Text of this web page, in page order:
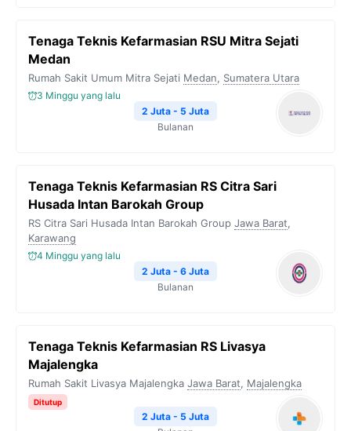
Tenaga Teknis Kefarmasian RSU Mitra Sejati
Medan
Rumah Sakit Umum Mitra Sejati Medan, Sumatera Utara
3 Minggu yang lalu
2 Juta - 5 Juta
Bulanan
Tenaga Teknis Kefarmasian RS Citra Sari
Husada Intan Barokah Group
RS Citra Sari Husada Intan Barokah Group Jawa Barat,
Karawang
4 Minggu yang lalu
2 Juta - 6 Juta
Bulanan
Tenaga Teknis Kefarmasian RS Livasya
Majalengka
Rumah Sakit Livasya Majalengka Jawa Barat, Majalengka
Ditutup
2 Juta - 5 Juta